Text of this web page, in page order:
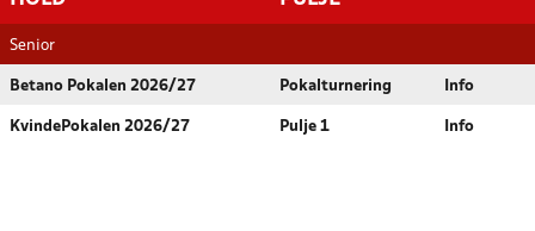
Senior
Betano Pokalen 2026/27 Pokalturnering Info
KvindePokalen 2026/27 Pulje 1 Info